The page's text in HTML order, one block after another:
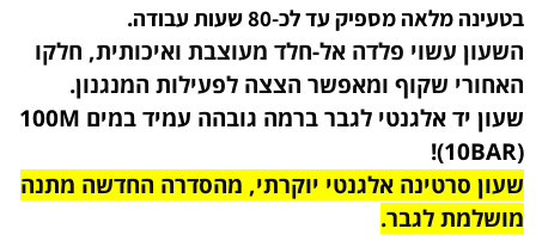
בטעינה מלאה מספיק עד לכ-80 שעות עבודה
.
השעון עשוי פלדה אל-חלד מעוצבת ואיכותית, חלקו
האחורי שקוף ומאפשר הצצה לפעילות המנגנון.
שעון יד אלגנטי לגבר ברמה גובהה עמיד במים 100M
(10BAR)!
שעון סרטינה אלגנטי יוקרתי, מהסדרה החדשה מתנה
מושלמת לגבר.